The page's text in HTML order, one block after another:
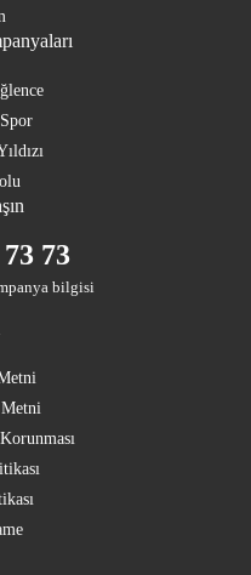
73
bilgisi
Metni